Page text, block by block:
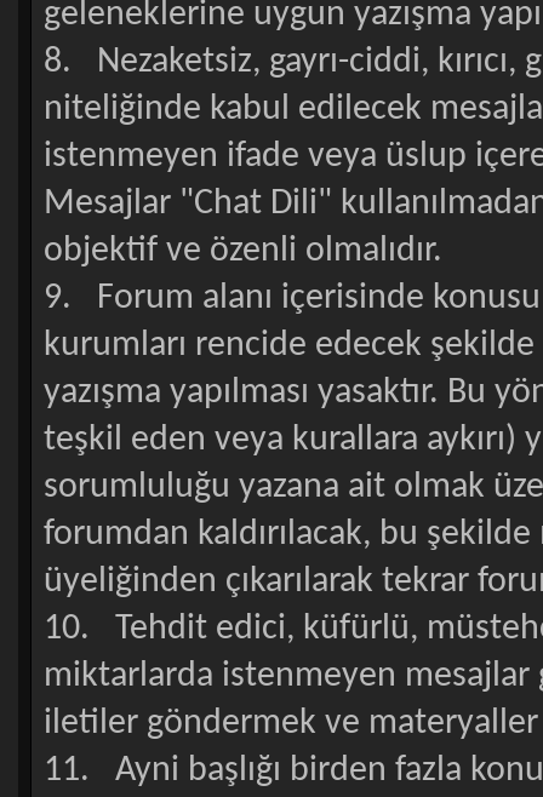
geleneklerine uygun yazışma
8. Nezaketsiz, gayrı-ciddi, kırıcı,
niteliğinde kabul edilecek
istenmeyen ifade veya üslup
Mesajlar "Chat Dili"
objektif ve özenli olmalıdır.
9. Forum alanı içerisinde
kurumları rencide edecek şekilde
yazışma yapılması yasaktır. Bu
teşkil eden veya kurallara aykırı)
sorumluluğu yazana ait olmak
forumdan kaldırılacak, bu
üyeliğinden çıkarılarak tekrar
10. Tehdit edici, küfürlü,
miktarlarda istenmeyen mesajlar
iletiler göndermek ve
11. Ayni başlığı birden fazla